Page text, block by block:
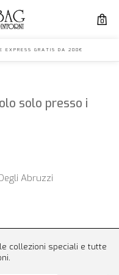
0
EXPRESS GRATIS DA
solo presso i
Abruzzi
collezioni speciali e tutte